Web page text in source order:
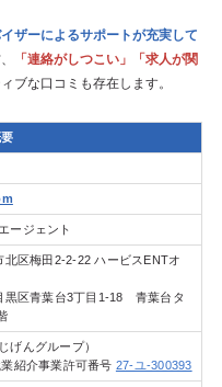
ザーによるサポートが充実して
「連絡がしつこい」「求人が関
ブな口コミも存在します。
ージェント
北区梅田2-2-22 ハービスENTオ
黒区青葉台3丁目1-18 青葉台タ
げんグループ）
紹介事業許可番号 27-ユ-300393